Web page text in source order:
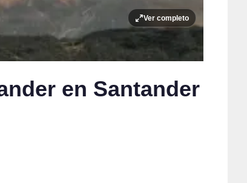
Ver completo
en Santander